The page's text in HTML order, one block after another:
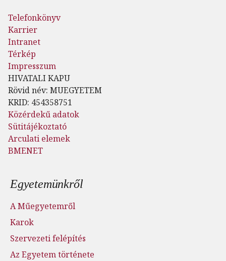
Telefonkönyv
Karrier
Intranet
Térkép
Impresszum
HIVATALI KAPU
Rövid név: MUEGYETEM
KRID: 454358751
Közérdekű adatok
Sütitájékoztató
Arculati elemek
BMENET
Lábléc menü
Egyetemünkről
A Műegyetemről
Karok
Szervezeti felépítés
Az Egyetem története